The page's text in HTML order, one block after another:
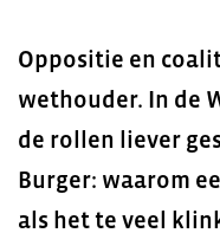
Oppositie en
wethouder. In de
de rollen liever
Burger: waarom
als het te veel